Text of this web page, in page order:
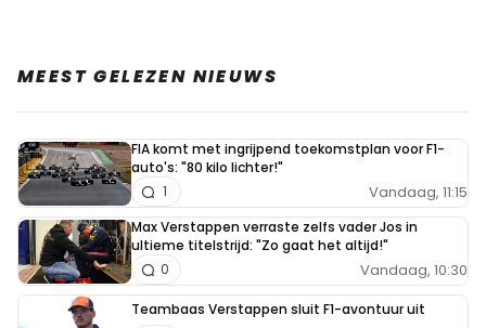
MEEST GELEZEN NIEUWS
FIA komt met ingrijpend toekomstplan voor F1-
auto's: "80 kilo lichter!"
Vandaag, 11:15
1
Max Verstappen verraste zelfs vader Jos in
ultieme titelstrijd: "Zo gaat het altijd!"
Vandaag, 10:30
0
Teambaas Verstappen sluit F1-avontuur uit